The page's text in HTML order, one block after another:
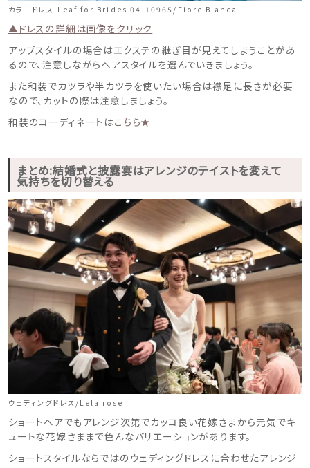
カラードレス Leaf for Brides 04-10965/Fiore Bianca
▲ドレスの詳細は画像をクリック
アップスタイルの場合はエクステの継ぎ目が見えてしまうことがあ
るので、注意しながらヘアスタイルを選んでいきましょう。
また和装でカツラや半カツラを使いたい場合は襟足に長さが必要
なので、カットの際は注意しましょう。
和装のコーディネートはこちら★
まとめ:結婚式と披露宴はアレンジのテイストを変えて
気持ちを切り替える
ウェディングドレス/Lela rose
ショートヘアでもアレンジ次第でカッコ良い花嫁さまから元気でキ
ュートな花嫁さままで色んなバリエーションがあります。
ショートスタイルならではのウェディングドレスに合わせたアレンジ